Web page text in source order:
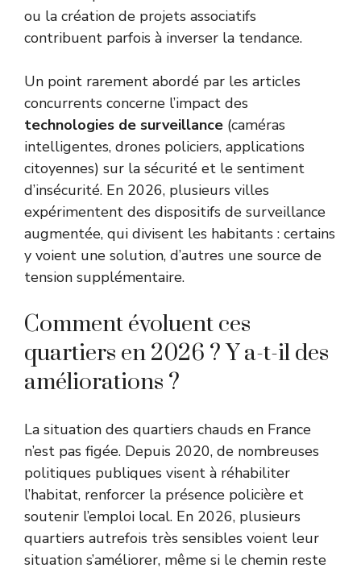
ou la création de projets associatifs
contribuent parfois à inverser la tendance.
Un point rarement abordé par les articles
concurrents concerne l’impact des
technologies de surveillance (caméras
intelligentes, drones policiers, applications
citoyennes) sur la sécurité et le sentiment
d’insécurité. En 2026, plusieurs villes
expérimentent des dispositifs de surveillance
augmentée, qui divisent les habitants : certains
y voient une solution, d’autres une source de
tension supplémentaire.
Comment évoluent ces
quartiers en 2026 ? Y a-t-il des
améliorations ?
La situation des quartiers chauds en France
n’est pas figée. Depuis 2020, de nombreuses
politiques publiques visent à réhabiliter
l’habitat, renforcer la présence policière et
soutenir l’emploi local. En 2026, plusieurs
quartiers autrefois très sensibles voient leur
situation s’améliorer, même si le chemin reste